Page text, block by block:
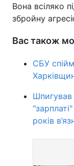
Вона всіляко
збройну
Вас також
СБУ
Шпигував
років